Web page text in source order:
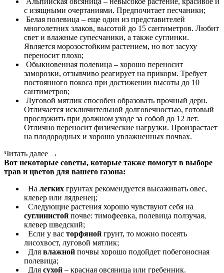
с изящными очертаниями. Предпочитает песчаники;
Белая полевица – еще один из представителей
многолетних злаков, высотой до 15 сантиметров. Любит
свет и влажные супесчаники, а также суглинки.
Является морозостойким растением, но вот засуху
переносит плохо;
Обыкновенная полевица – хорошо переносит
заморозки, отзывчиво реагирует на прикорм. Требует
постоянного покоса при достижении высоты до 10
сантиметров;
Луговой мятлик способен образовать прочный дерн.
Отличается исключительной долговечностью, готовый
прослужить при должном уходе за собой до 12 лет.
Отлично переносит физические нагрузки. Произрастает
на плодородных и хорошо увлажненных почвах.
Читать далее →
Вот некоторые советы, которые также помогут в выборе
трав и цветов для вашего газона:
На легких грунтах рекомендуется высаживать овес,
клевер или лядвенец;
Следующие растения хорошо чувствуют себя на
суглинистой почве: тимофеевка, полевица ползучая,
клевер шведский;
Если у вас торфяной грунт, то можно посеять
лисохвост, луговой мятлик;
Для влажной почвы хорошо подойдет побегоносная
полевица;
Для сухой – красная овсяница или гребенник.